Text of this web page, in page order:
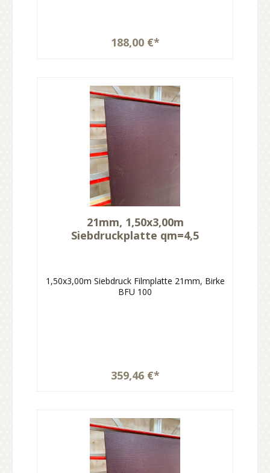
188,00 €*
21mm, 1,50x3,00m
Siebdruckplatte qm=4,5
1,50x3,00m Siebdruck Filmplatte 21mm, Birke
BFU 100
359,46 €*